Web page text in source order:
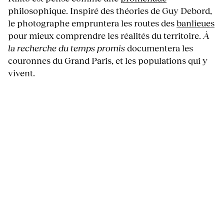
philosophique. Inspiré des théories de Guy Debord,
le photographe empruntera les routes desbanlieues
pour mieux comprendre les réalités du territoire. À
la recherche du temps promisdocumentera les
couronnes du Grand Paris, et les populations qui y
vivent.